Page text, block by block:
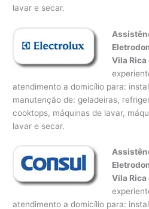
lavar e secar.
Vila Rica
atendimento a domicílio para:
manutenção de: geladeiras,
cooktops, máquinas de lavar,
lavar e secar.
Vila Rica
atendimento a domicílio para: